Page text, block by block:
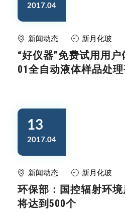
2017.04
新闻动态 新月化玻
“好仪器”免费试用用
01全自动液体样品处
13
2017.04
新闻动态 新月化玻
环保部：国控辐射环
将达到500个